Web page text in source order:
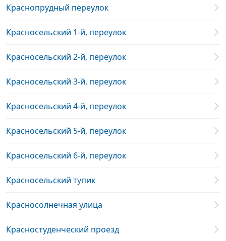
Краснопрудный переулок
Красносельский 1-й, переулок
Красносельский 2-й, переулок
Красносельский 3-й, переулок
Красносельский 4-й, переулок
Красносельский 5-й, переулок
Красносельский 6-й, переулок
Красносельский тупик
Красносолнечная улица
Красностуденческий проезд